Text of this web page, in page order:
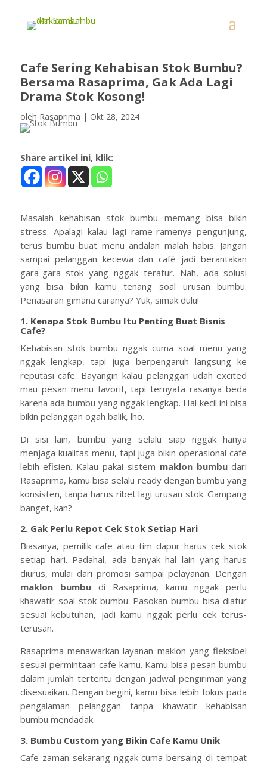
Cafe Sering Kehabisan Stok Bumbu?
Bersama Rasaprima, Gak Ada Lagi
Drama Stok Kosong!
oleh Rasaprima | Okt 28, 2024
Share artikel ini, klik:
Masalah kehabisan stok bumbu memang bisa bikin
stress. Apalagi kalau lagi rame-ramenya pengunjung,
terus bumbu buat menu andalan malah habis. Jangan
sampai pelanggan kecewa dan café jadi berantakan
gara-gara stok yang nggak teratur. Nah, ada solusi
yang bisa bikin kamu tenang soal urusan bumbu.
Penasaran gimana caranya? Yuk, simak dulu!
1. Kenapa Stok Bumbu Itu Penting Buat Bisnis
Cafe?
Kehabisan stok bumbu nggak cuma soal menu yang
nggak lengkap, tapi juga berpengaruh langsung ke
reputasi cafe. Bayangin kalau pelanggan udah excited
mau pesan menu favorit, tapi ternyata rasanya beda
karena ada bumbu yang nggak lengkap. Hal kecil ini bisa
bikin pelanggan ogah balik, lho.
Di sisi lain, bumbu yang selalu siap nggak hanya
menjaga kualitas menu, tapi juga bikin operasional cafe
lebih efisien. Kalau pakai sistem maklon bumbudari
Rasaprima, kamu bisa selalu ready dengan bumbu yang
konsisten, tanpa harus ribet lagi urusan stok. Gampang
banget, kan?
2. Gak Perlu Repot Cek Stok Setiap Hari
Biasanya, pemilik cafe atau tim dapur harus cek stok
setiap hari. Padahal, ada banyak hal lain yang harus
diurus, mulai dari promosi sampai pelayanan. Dengan
maklon bumbudi Rasaprima, kamu nggak perlu
khawatir soal stok bumbu. Pasokan bumbu bisa diatur
sesuai kebutuhan, jadi kamu nggak perlu cek terus-
terusan.
Rasaprima menawarkan layanan maklon yang fleksibel
sesuai permintaan cafe kamu. Kamu bisa pesan bumbu
dalam jumlah tertentu dengan jadwal pengiriman yang
disesuaikan. Dengan begini, kamu bisa lebih fokus pada
pengalaman pelanggan tanpa khawatir kehabisan
bumbu mendadak.
3. Bumbu Custom yang Bikin Cafe Kamu Unik
Cafe zaman sekarang nggak cuma bersaing di tempat